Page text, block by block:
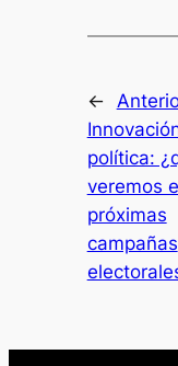
←
política:
veremos
próximas
campañas